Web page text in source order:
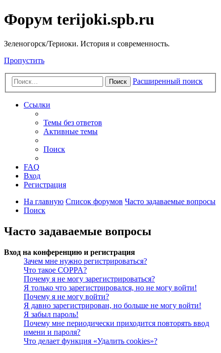
Форум terijoki.spb.ru
Зеленогорск/Териоки. История и современность.
Пропустить
Поиск Расширенный поиск
Ссылки
Темы без ответов
Активные темы
Поиск
FAQ
Вход
Регистрация
На главную Список форумов Часто задаваемые вопросы
Поиск
Часто задаваемые вопросы
Вход на конференцию и регистрация
Зачем мне нужно регистрироваться?
Что такое COPPA?
Почему я не могу зарегистрироваться?
Я только что зарегистрировался, но не могу войти!
Почему я не могу войти?
Я давно зарегистрирован, но больше не могу войти!
Я забыл пароль!
Почему мне периодически приходится повторять ввод
имени и пароля?
Что делает функция «Удалить cookies»?